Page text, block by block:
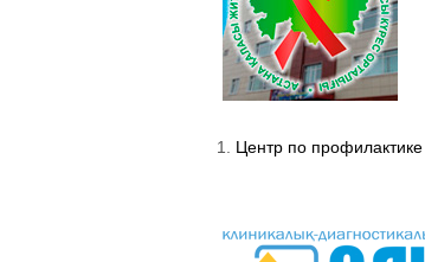
1. Центр по